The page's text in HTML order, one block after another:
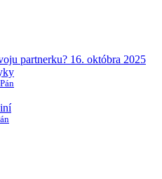
partnerku? 16. októbra 2025